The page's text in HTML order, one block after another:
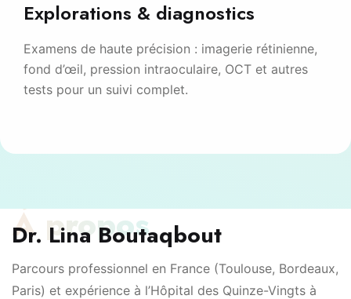
Explorations & diagnostics
Examens de haute précision : imagerie rétinienne,
fond d’œil, pression intraoculaire, OCT et autres
tests pour un suivi complet.
À propos
Dr. Lina Boutaqbout
Parcours professionnel en France (Toulouse, Bordeaux,
Paris) et expérience à l’Hôpital des Quinze-Vingts à